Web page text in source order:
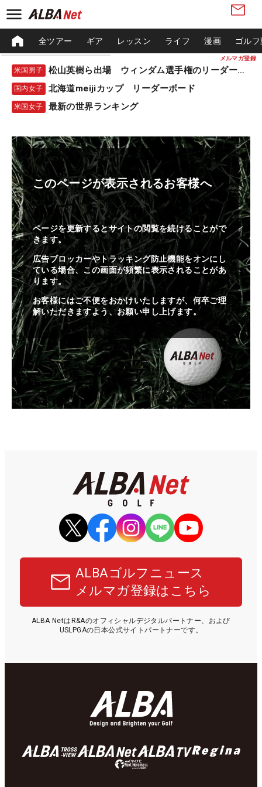
メルマガ登録
全ツアー ギア レッスン ライフ 漫画 ゴル
米国男子 松山英樹ら出場 ウィンダム選手権のリーダーボード
国内女子 北海道meijiカップ リーダーボード
米国女子 最新の世界ランキング
このページが表示されるお客様へ
ページを更新するとサイトの閲覧を続けることがで
きます。
広告ブロッカーやトラッキング防止機能をオンにし
ている場合、この画面が頻繁に表示されることがあ
ります。
お客様にはご不便をおかけいたしますが、何卒ご理
解いただきますよう、お願い申し上げます。
ALBAゴルフニュース
メルマガ登録はこちら
ALBA NetはR&Aのオフィシャルデジタルパートナー、および
USLPGAの日本公式サイトパートナーです。